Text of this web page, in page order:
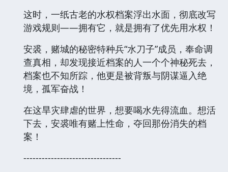
这时，一纸古老的水权档案浮出水面，彻底改写
游戏规则——拥有它，就是拥有了优先用水权！
安裘，赌城的秘密特种兵“水刀子”成员，奉命调
查真相，却发现接近档案的人一个个神秘死去，
档案也不知所踪，他更是被背叛与阴谋逼入绝
境，孤军奋战！
在这旱灾肆虐的世界，想要喝水先得流血。想活
下去，安裘唯有赌上性命，夺回那份消失的档
案！
--------------------------------